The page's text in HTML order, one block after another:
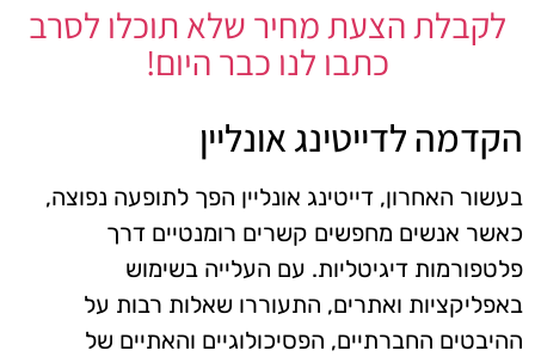
לקבלת הצעת מחיר שלא תוכלו לסרב
כתבו לנו כבר היום!
הקדמה לדייטינג אונליין
בעשור האחרון, דייטינג אונליין הפך לתופעה נפוצה,
כאשר אנשים מחפשים קשרים רומנטיים דרך
פלטפורמות דיגיטליות. עם העלייה בשימוש
באפליקציות ואתרים, התעוררו שאלות רבות על
ההיבטים החברתיים, הפסיכולוגיים והאתיים של